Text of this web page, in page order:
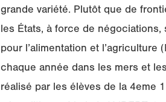
grande variété. Plutôt que de
les États, à force de négociations,
pour l’alimentation et
chaque année dans les mers et
réalisé par les élèves de la 4eme